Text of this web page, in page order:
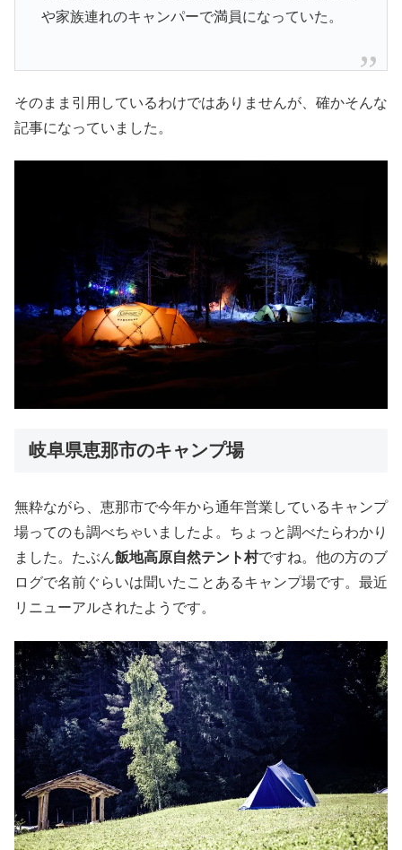
や家族連れのキャンパーで満員になっていた。
そのまま引用しているわけではありませんが、確かそんな
記事になっていました。
岐阜県恵那市のキャンプ場
無粋ながら、恵那市で今年から通年営業しているキャンプ
場ってのも調べちゃいましたよ。ちょっと調べたらわかり
ました。たぶん飯地高原自然テント村ですね。他の方のブ
ログで名前ぐらいは聞いたことあるキャンプ場です。最近
リニューアルされたようです。